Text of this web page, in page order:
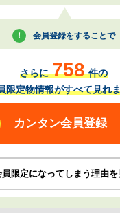
会員登録をすることで
さらに 758 件の
限定物情報がすべて見れ
カンタン会員登録
限定になってしまう理由を